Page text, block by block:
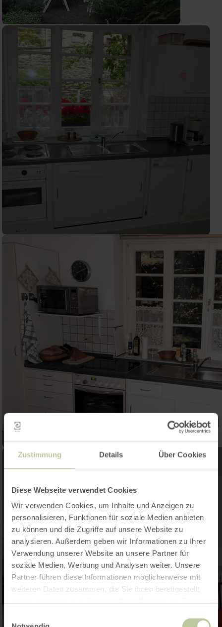
Zustimmung Details Über Cookies
Diese Webseite verwendet Cookies
Wir verwenden Cookies, um Inhalte und Anzeigen zu
personalisieren, Funktionen für soziale Medien anbieten
zu können und die Zugriffe auf unsere Website zu
analysieren. Außerdem geben wir Informationen zu Ihrer
Verwendung unserer Website an unsere Partner für
soziale Medien, Werbung und Analysen weiter. Unsere
Partner führen diese Informationen möglicherweise mit
weiteren Daten zusammen, die Sie ihnen bereitgestellt